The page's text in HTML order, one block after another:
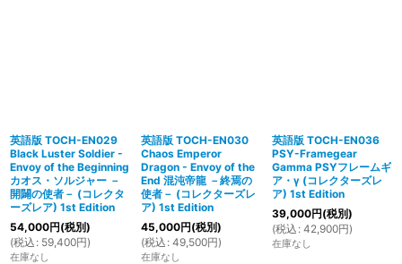
英語版 TOCH-EN029
Black Luster Soldier -
Envoy of the Beginning
カオス・ソルジャー －
開闢の使者－ (コレクタ
ーズレア) 1st Edition
54,000円(税別)
(税込 : 59,400円)
在庫なし
英語版 TOCH-EN030
Chaos Emperor
Dragon - Envoy of the
End 混沌帝龍 －終焉の
使者－ (コレクターズレ
ア) 1st Edition
45,000円(税別)
(税込 : 49,500円)
在庫なし
英語版 TOCH-EN036
PSY-Framegear
Gamma PSYフレームギ
ア・γ (コレクターズレ
ア) 1st Edition
39,000円(税別)
(税込 : 42,900円)
在庫なし